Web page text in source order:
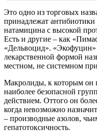
Это одно из торговых
принадлежат
натамицина с высокой
Есть и другие – как
«Дельвоцид».
лекарственной формой
местном, не системном
Макролиды, к которым он
наиболее безопасной
действием. Оттого он
когда невозможно
– производные азолов,
гепатотоксичность.